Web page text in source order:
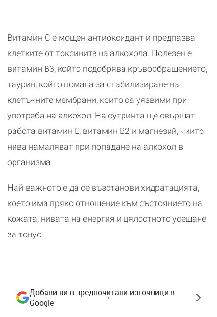
Витамин С е мощен антиоксидант и предпазва
клетките от токсините на алкохола. Полезен е
витамин В3, който подобрява кръвообращението,
таурин, който помага за стабилизиране на
клетъчните мембрани, които са уязвими при
употреба на алкохол. На сутринта ще свършат
работа витамин Е, витамин В2 и магнезий, чиито
нива намаляват при попадане на алкохол в
организма.
Най-важното е да се възстанови хидратацията,
което има пряко отношение към състоянието на
кожата, нивата на енергия и цялостното усещане
за тонус.
Добави ни в предпочитани източници в
Google